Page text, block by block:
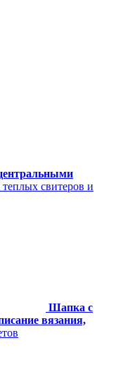
свитеров и
Шапка с
вязания,